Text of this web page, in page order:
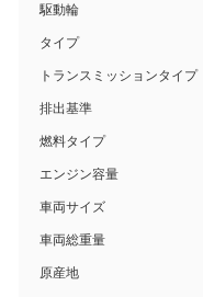
駆動輪
タイプ
トランスミッションタイプ
排出基準
燃料タイプ
エンジン容量
車両サイズ
車両総重量
原産地